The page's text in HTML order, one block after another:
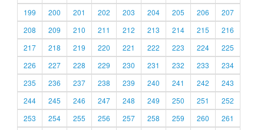
199
200 201 202 203 204 205 206
207
208
209 210 211 212 213 214 215
216
217
218 219 220 221 222 223 224
225
226
227 228 229 230 231 232 233
234
235
236 237 238 239 240 241 242
243
244
245 246 247 248 249 250 251
252
253
254 255 256 257 258 259 260
261